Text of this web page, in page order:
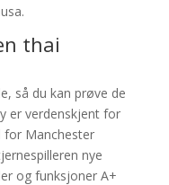
thai
så du kan prøve de
er verdenskjent for
for Manchester
nye
og funksjoner A+